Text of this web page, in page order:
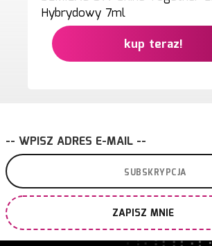
Hybrydowy 7ml
kup teraz!
-- WPISZ ADRES E-MAIL --
ZAPISZ MNIE